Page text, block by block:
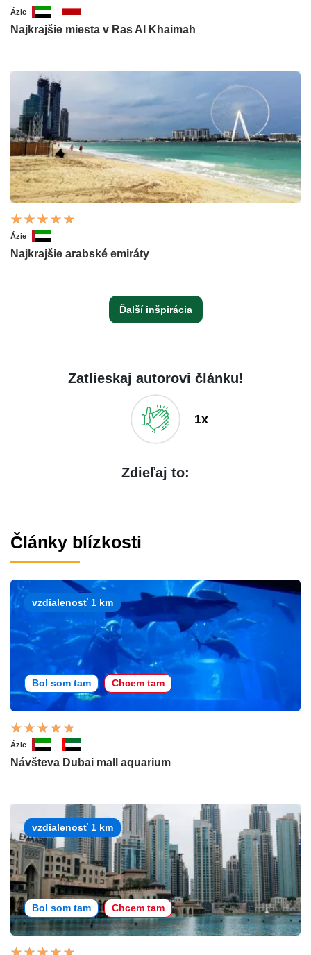
Ázie
Najkrajšie miesta v Ras Al Khaimah
Ázie
Najkrajšie arabské emiráty
Ďalší inšpirácia
Zatlieskaj autorovi článku!
1x
Zdieľaj to:
Články blízkosti
vzdialenosť 1 km
Bol som tam Chcem tam
Ázie
Návšteva Dubai mall aquarium
vzdialenosť 1 km
Bol som tam Chcem tam